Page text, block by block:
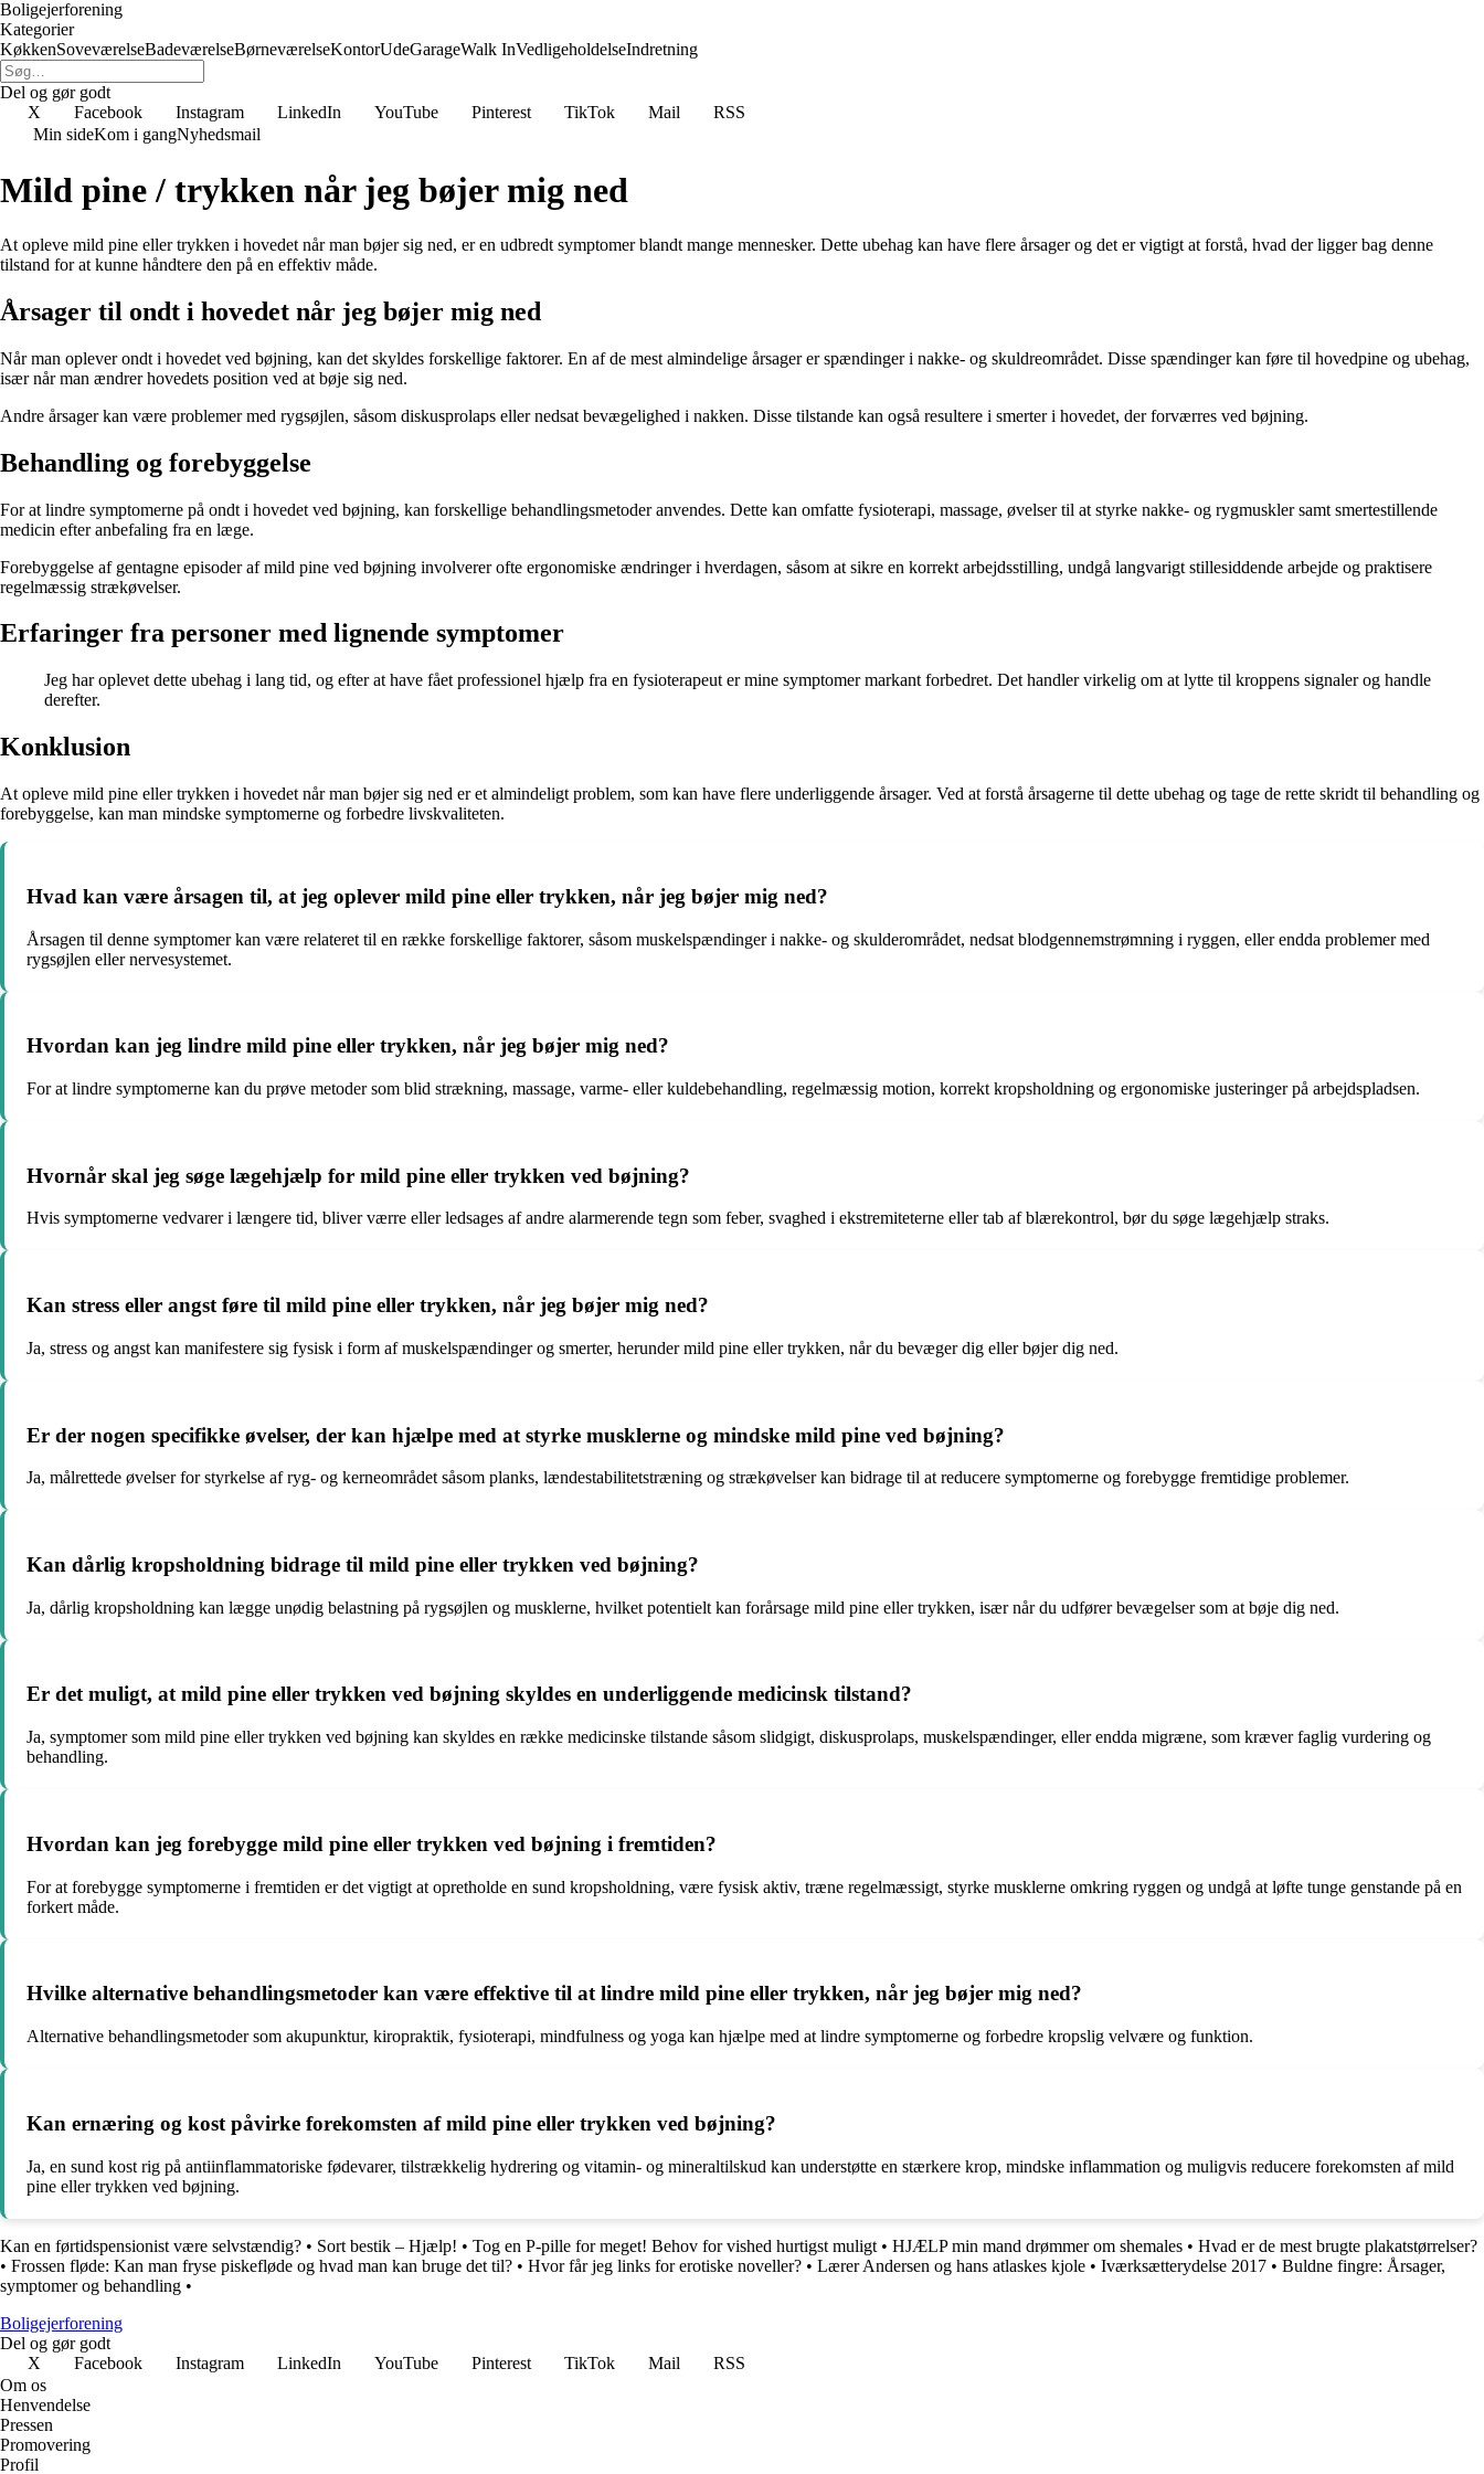
Boligejerforening
Kategorier
KøkkenSoveværelseBadeværelseBørneværelseKontorUdeGarageWalk InVedligeholdelseIndretning
Del og gør godt
X
Facebook Instagram LinkedIn YouTube Pinterest TikTok Mail
RSS
Min sideKom i gangNyhedsmail
Mild pine / trykken når jeg bøjer mig ned
At opleve mild pine eller trykken i hovedet når man bøjer sig ned, er en udbredt symptomer blandt mange mennesker. Dette ubehag kan have flere årsager og det er vigtigt at forstå, hvad der ligger bag denne
tilstand for at kunne håndtere den på en effektiv måde.
Årsager til ondt i hovedet når jeg bøjer mig ned
Når man oplever ondt i hovedet ved bøjning, kan det skyldes forskellige faktorer. En af de mest almindelige årsager er spændinger i nakke- og skuldreområdet. Disse spændinger kan føre til hovedpine og ubehag,
især når man ændrer hovedets position ved at bøje sig ned.
Andre årsager kan være problemer med rygsøjlen, såsom diskusprolaps eller nedsat bevægelighed i nakken. Disse tilstande kan også resultere i smerter i hovedet, der forværres ved bøjning.
Behandling og forebyggelse
For at lindre symptomerne på ondt i hovedet ved bøjning, kan forskellige behandlingsmetoder anvendes. Dette kan omfatte fysioterapi, massage, øvelser til at styrke nakke- og rygmuskler samt smertestillende
medicin efter anbefaling fra en læge.
Forebyggelse af gentagne episoder af mild pine ved bøjning involverer ofte ergonomiske ændringer i hverdagen, såsom at sikre en korrekt arbejdsstilling, undgå langvarigt stillesiddende arbejde og praktisere
regelmæssig strækøvelser.
Erfaringer fra personer med lignende symptomer
Jeg har oplevet dette ubehag i lang tid, og efter at have fået professionel hjælp fra en fysioterapeut er mine symptomer markant forbedret. Det handler virkelig om at lytte til kroppens signaler og handle
derefter.
Konklusion
At opleve mild pine eller trykken i hovedet når man bøjer sig ned er et almindeligt problem, som kan have flere underliggende årsager. Ved at forstå årsagerne til dette ubehag og tage de rette skridt til behandling og
forebyggelse, kan man mindske symptomerne og forbedre livskvaliteten.
Hvad kan være årsagen til, at jeg oplever mild pine eller trykken, når jeg bøjer mig ned?
Årsagen til denne symptomer kan være relateret til en række forskellige faktorer, såsom muskelspændinger i nakke- og skulderområdet, nedsat blodgennemstrømning i ryggen, eller endda problemer med
rygsøjlen eller nervesystemet.
Hvordan kan jeg lindre mild pine eller trykken, når jeg bøjer mig ned?
For at lindre symptomerne kan du prøve metoder som blid strækning, massage, varme- eller kuldebehandling, regelmæssig motion, korrekt kropsholdning og ergonomiske justeringer på arbejdspladsen.
Hvornår skal jeg søge lægehjælp for mild pine eller trykken ved bøjning?
Hvis symptomerne vedvarer i længere tid, bliver værre eller ledsages af andre alarmerende tegn som feber, svaghed i ekstremiteterne eller tab af blærekontrol, bør du søge lægehjælp straks.
Kan stress eller angst føre til mild pine eller trykken, når jeg bøjer mig ned?
Ja, stress og angst kan manifestere sig fysisk i form af muskelspændinger og smerter, herunder mild pine eller trykken, når du bevæger dig eller bøjer dig ned.
Er der nogen specifikke øvelser, der kan hjælpe med at styrke musklerne og mindske mild pine ved bøjning?
Ja, målrettede øvelser for styrkelse af ryg- og kerneområdet såsom planks, lændestabilitetstræning og strækøvelser kan bidrage til at reducere symptomerne og forebygge fremtidige problemer.
Kan dårlig kropsholdning bidrage til mild pine eller trykken ved bøjning?
Ja, dårlig kropsholdning kan lægge unødig belastning på rygsøjlen og musklerne, hvilket potentielt kan forårsage mild pine eller trykken, især når du udfører bevægelser som at bøje dig ned.
Er det muligt, at mild pine eller trykken ved bøjning skyldes en underliggende medicinsk tilstand?
Ja, symptomer som mild pine eller trykken ved bøjning kan skyldes en række medicinske tilstande såsom slidgigt, diskusprolaps, muskelspændinger, eller endda migræne, som kræver faglig vurdering og
behandling.
Hvordan kan jeg forebygge mild pine eller trykken ved bøjning i fremtiden?
For at forebygge symptomerne i fremtiden er det vigtigt at opretholde en sund kropsholdning, være fysisk aktiv, træne regelmæssigt, styrke musklerne omkring ryggen og undgå at løfte tunge genstande på en
forkert måde.
Hvilke alternative behandlingsmetoder kan være effektive til at lindre mild pine eller trykken, når jeg bøjer mig ned?
Alternative behandlingsmetoder som akupunktur, kiropraktik, fysioterapi, mindfulness og yoga kan hjælpe med at lindre symptomerne og forbedre kropslig velvære og funktion.
Kan ernæring og kost påvirke forekomsten af mild pine eller trykken ved bøjning?
Ja, en sund kost rig på antiinflammatoriske fødevarer, tilstrækkelig hydrering og vitamin- og mineraltilskud kan understøtte en stærkere krop, mindske inflammation og muligvis reducere forekomsten af mild
pine eller trykken ved bøjning.
Kan en førtidspensionist være selvstændig? • Sort bestik – Hjælp! • Tog en P-pille for meget! Behov for vished hurtigst muligt • HJÆLP min mand drømmer om shemales • Hvad er de mest brugte plakatstørrelser?
• Frossen fløde: Kan man fryse piskefløde og hvad man kan bruge det til? • Hvor får jeg links for erotiske noveller? • Lærer Andersen og hans atlaskes kjole • Iværksætterydelse 2017 • Buldne fingre: Årsager,
symptomer og behandling •
Boligejerforening
Del og gør godt
X
Facebook Instagram LinkedIn YouTube Pinterest TikTok Mail
RSS
Om os
Henvendelse
Pressen
Promovering
Profil